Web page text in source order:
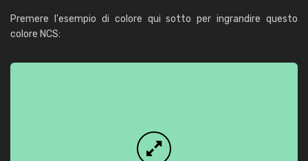
Premere l'esempio di colore qui sotto per ingrandire questo
colore NCS: